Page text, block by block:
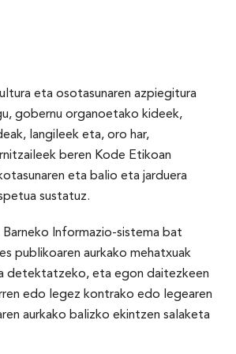
eta osotasunaren azpiegitura
gobernu organoetako kideek,
langileek eta, oro har,
beren Kode Etikoan
eta balio eta jarduera
sustatuz.
Barneko Informazio-sistema bat
publikoaren aurkako mehatxuak
detektatzeko, eta egon daitezkeen
edo legez kontrako edo legearen
aurkako balizko ekintzen salaketa